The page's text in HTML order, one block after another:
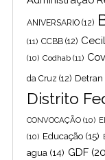
ANIVERSARIO (12)
(11) CCBB (12)
(10) Codhab (11)
da Cruz (12) Detran
Distrito
CONVOCAÇÃO (10)
(10) Educação (15)
agua (14) GDF